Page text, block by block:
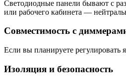
Светодиодные панели бывают с
или рабочего кабинета —
Совместимость с
Если вы планируете регулировать
Изоляция и безопасность